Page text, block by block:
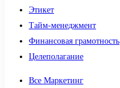
Этикет
Тайм-менеджмент
Финансовая грамотность
Целеполагание
Все Маркетинг